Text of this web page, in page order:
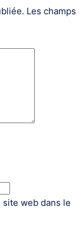
Les champs
web dans le